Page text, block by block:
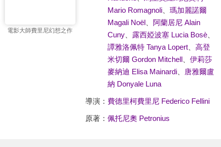
電影大師費里尼幻想之作
Mario Romagnoli、 瑪加麗諾爾
Magali Noël、 阿蘭居尼 Alain
Cuny、 露西婭波塞 Lucia Bosè、
譚雅洛佩特 Tanya Lopert、 高登
米切爾 Gordon Mitchell、 伊莉莎
麥納迪 Elisa Mainardi、
唐雅爾盧
納 Donyale Luna
導演： 費德里柯費里尼 Federico Fellini
原著： 佩托尼奧 Petronius